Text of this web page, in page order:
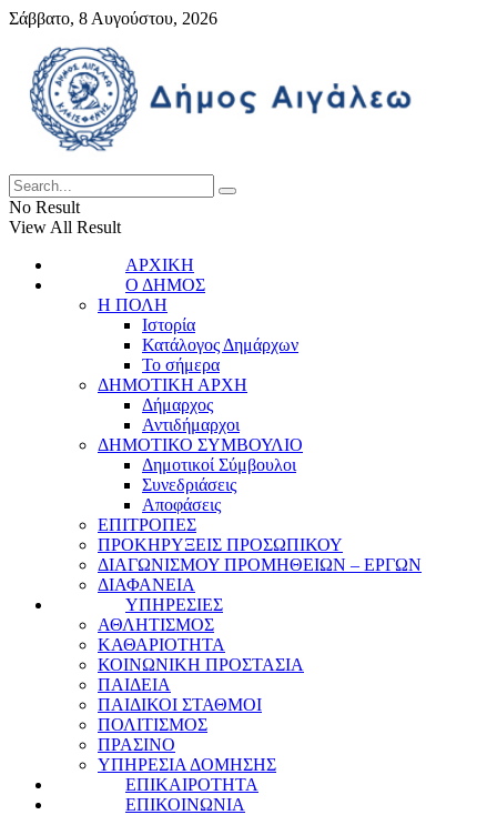
Σάββατο, 8 Αυγούστου, 2026
No Result
View All Result
ΑΡΧΙΚΗ
Ο ΔΗΜΟΣ
Η ΠΟΛΗ
Ιστορία
Κατάλογος Δημάρχων
Το σήμερα
ΔΗΜΟΤΙΚΗ ΑΡΧΗ
Δήμαρχος
Αντιδήμαρχοι
ΔΗΜΟΤΙΚΟ ΣΥΜΒΟΥΛΙΟ
Δημοτικοί Σύμβουλοι
Συνεδριάσεις
Αποφάσεις
ΕΠΙΤΡΟΠΕΣ
ΠΡΟΚΗΡΥΞΕΙΣ ΠΡΟΣΩΠΙΚΟΥ
ΔΙΑΓΩΝΙΣΜΟΥ ΠΡΟΜΗΘΕΙΩΝ – ΕΡΓΩΝ
ΔΙΑΦΑΝΕΙΑ
ΥΠΗΡΕΣΙΕΣ
ΑΘΛΗΤΙΣΜΟΣ
ΚΑΘΑΡΙΟΤΗΤΑ
ΚΟΙΝΩΝΙΚΗ ΠΡΟΣΤΑΣΙΑ
ΠΑΙΔΕΙΑ
ΠΑΙΔΙΚΟΙ ΣΤΑΘΜΟΙ
ΠΟΛΙΤΙΣΜΟΣ
ΠΡΑΣΙΝΟ
ΥΠΗΡΕΣΙΑ ΔΟΜΗΣΗΣ
ΕΠΙΚΑΙΡΟΤΗΤΑ
ΕΠΙΚΟΙΝΩΝΙΑ